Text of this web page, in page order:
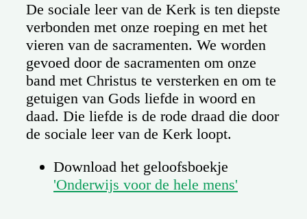
De sociale leer van de Kerk is ten diepste
verbonden met onze roeping en met het
vieren van de sacramenten. We worden
gevoed door de sacramenten om onze
band met Christus te versterken en om te
getuigen van Gods liefde in woord en
daad. Die liefde is de rode draad die door
de sociale leer van de Kerk loopt.
Download het geloofsboekje
'Onderwijs voor de hele mens'